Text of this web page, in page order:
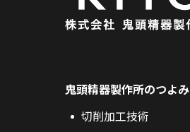
鬼頭精器製作所のつよみ
切削加工技術